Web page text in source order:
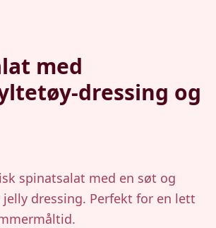
med
dressing og
spinatsalat med en søt og
dressing. Perfekt for en lett